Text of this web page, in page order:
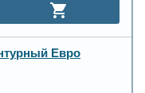
Евро